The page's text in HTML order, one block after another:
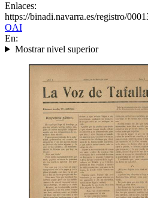
Enlaces:
https://binadi.navarra.es/registro/
OAI
En:
Mostrar nivel superior